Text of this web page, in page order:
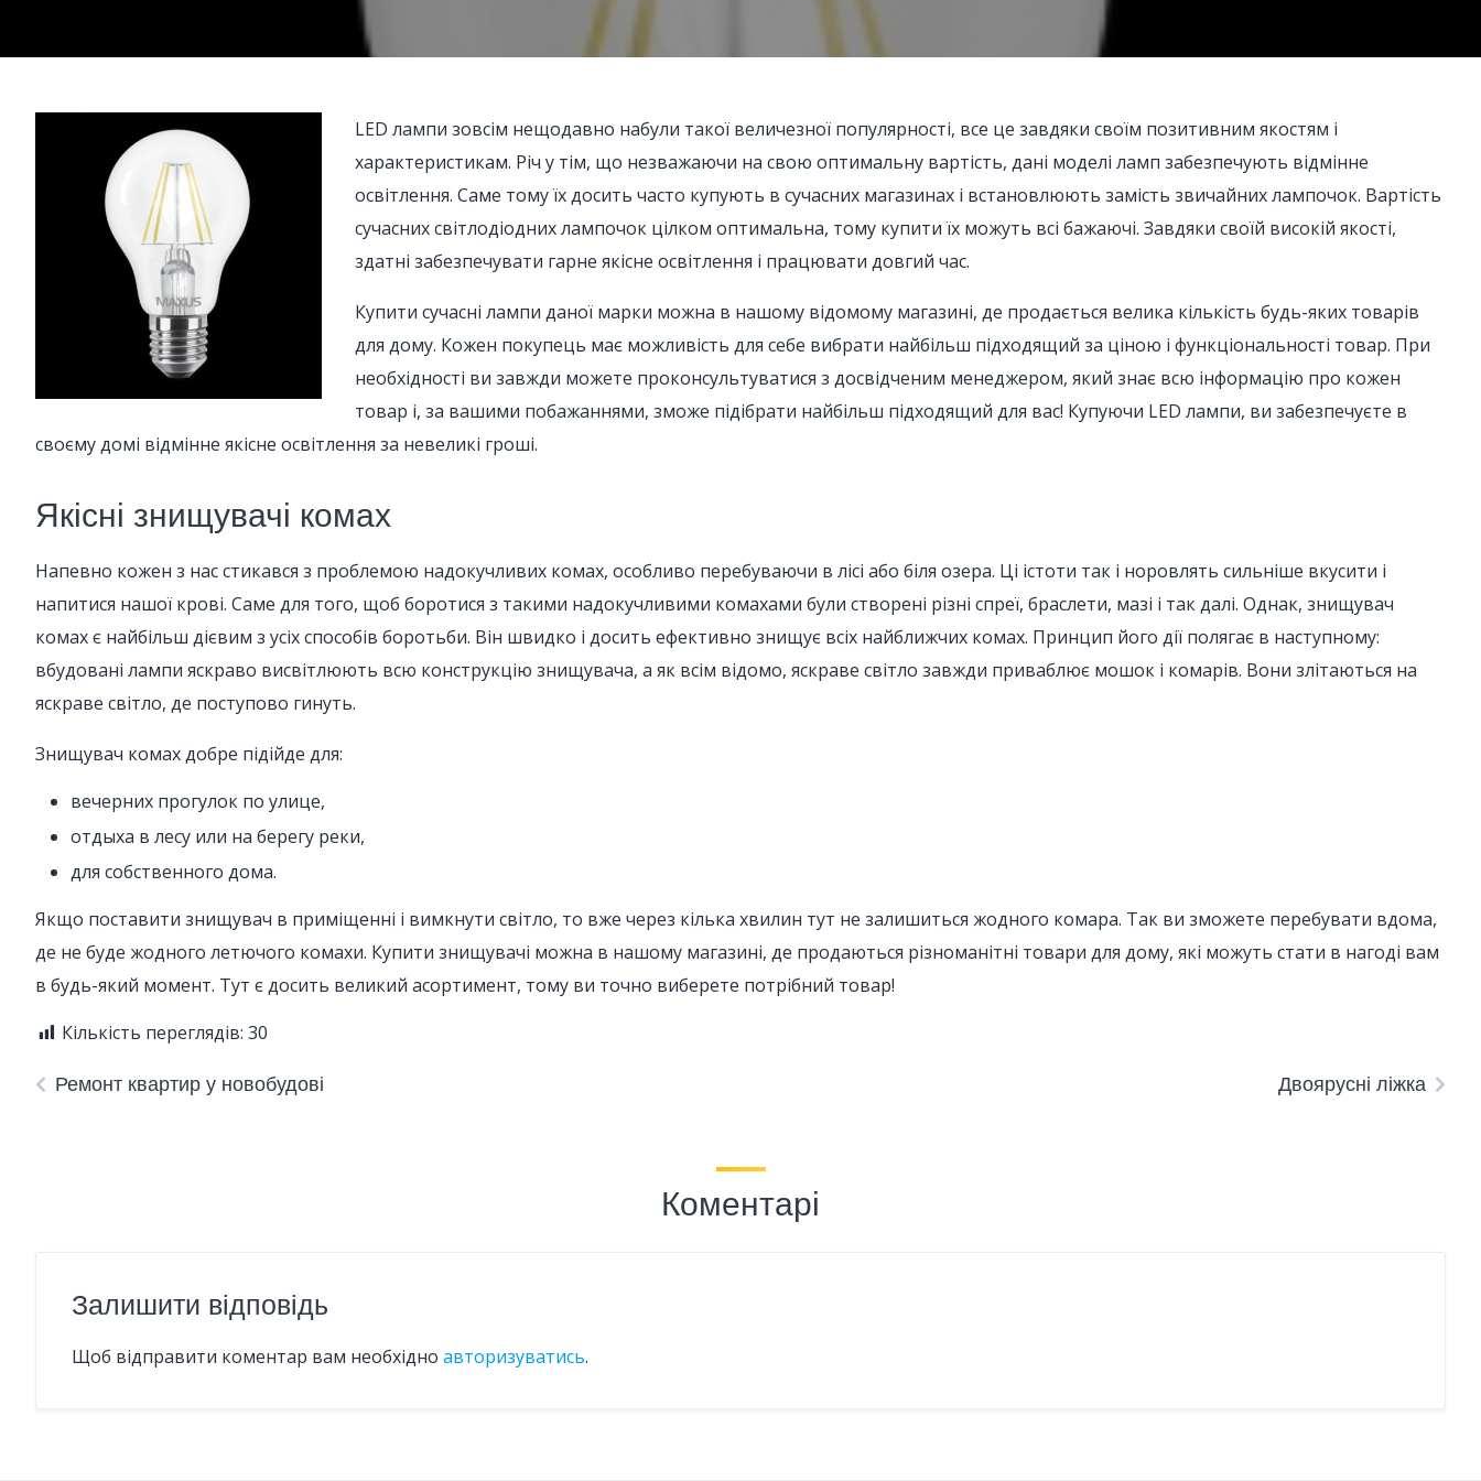
LED лампи зовсім нещодавно набули такої величезної популярності, все це завдяки своїм позитивним якостям і
характеристикам. Річ у тім, що незважаючи на свою оптимальну вартість, дані моделі ламп забезпечують відмінне
освітлення. Саме тому їх досить часто купують в сучасних магазинах і встановлюють замість звичайних лампочок. Вартість
сучасних світлодіодних лампочок цілком оптимальна, тому купити їх можуть всі бажаючі. Завдяки своїй високій якості,
здатні забезпечувати гарне якісне освітлення і працювати довгий час.
Купити сучасні лампи даної марки можна в нашому відомому магазині, де продається велика кількість будь-яких товарів
для дому. Кожен покупець має можливість для себе вибрати найбільш підходящий за ціною і функціональності товар. При
необхідності ви завжди можете проконсультуватися з досвідченим менеджером, який знає всю інформацію про кожен
товар і, за вашими побажаннями, зможе підібрати найбільш підходящий для вас! Купуючи LED лампи, ви забезпечуєте в
своєму домі відмінне якісне освітлення за невеликі гроші.
Якісні знищувачі комах
Напевно кожен з нас стикався з проблемою надокучливих комах, особливо перебуваючи в лісі або біля озера. Ці істоти так і норовлять сильніше вкусити і
напитися нашої крові. Саме для того, щоб боротися з такими надокучливими комахами були створені різні спреї, браслети, мазі і так далі. Однак, знищувач
комах є найбільш дієвим з усіх способів боротьби. Він швидко і досить ефективно знищує всіх найближчих комах. Принцип його дії полягає в наступному:
вбудовані лампи яскраво висвітлюють всю конструкцію знищувача, а як всім відомо, яскраве світло завжди приваблює мошок і комарів. Вони злітаються на
яскраве світло, де поступово гинуть.
Знищувач комах добре підійде для:
вечерних прогулок по улице,
отдыха в лесу или на берегу реки,
для собственного дома.
Якщо поставити знищувач в приміщенні і вимкнути світло, то вже через кілька хвилин тут не залишиться жодного комара. Так ви зможете перебувати вдома,
де не буде жодного летючого комахи. Купити знищувачі можна в нашому магазині, де продаються різноманітні товари для дому, які можуть стати в нагоді вам
в будь-який момент. Тут є досить великий асортимент, тому ви точно виберете потрібний товар!
Кількість переглядів: 30
Ремонт квартир у новобудові Двоярусні ліжка
Коментарі
Залишити відповідь
Щоб відправити коментар вам необхідно авторизуватись.